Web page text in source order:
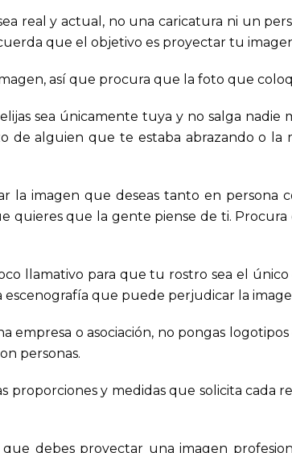
real y actual, no una caricatura ni un
que el objetivo es proyectar tu
así que procura que la foto que
sea únicamente tuya y no salga nadie
de alguien que te estaba abrazando o la
la imagen que deseas tanto en persona
quieres que la gente piense de ti.
llamativo para que tu rostro sea el
que puede perjudicar la
empresa o asociación, no pongas
personas.
y medidas que solicita cada
debes proyectar una imagen